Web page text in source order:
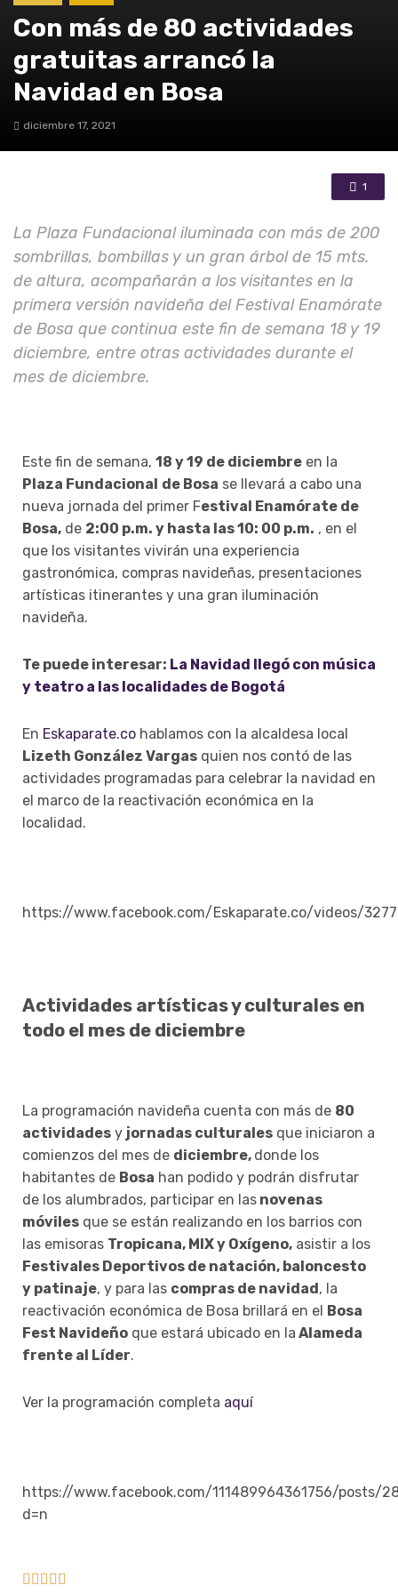
Con más de 80 actividades
gratuitas arrancó la
Navidad en Bosa
diciembre 17, 2021
1
La Plaza Fundacional iluminada con más de 200
sombrillas, bombillas y un gran árbol de 15 mts.
de altura, acompañarán a los visitantes en la
primera versión navideña del Festival Enamórate
de Bosa que continua este fin de semana 18 y 19
diciembre, entre otras actividades durante el
mes de diciembre.
Este fin de semana, 18 y 19 de diciembre en la
Plaza Fundacional de Bosa se llevará a cabo una
nueva jornada del primer Festival Enamórate de
Bosa, de 2:00 p.m. y hasta las 10: 00 p.m. , en el
que los visitantes vivirán una experiencia
gastronómica, compras navideñas, presentaciones
artísticas itinerantes y una gran iluminación
navideña.
Te puede interesar: La Navidad llegó con música
y teatro a las localidades de Bogotá
En Eskaparate.co hablamos con la alcaldesa local
Lizeth González Vargas quien nos contó de las
actividades programadas para celebrar la navidad en
el marco de la reactivación económica en la
localidad.
https://www.facebook.com/Eskaparate.co/videos/
Actividades artísticas y culturales en
todo el mes de diciembre
La programación navideña cuenta con más de 80
actividades y jornadas culturales que iniciaron a
comienzos del mes de diciembre, donde los
habitantes de Bosa han podido y podrán disfrutar
de los alumbrados, participar en las novenas
móviles que se están realizando en los barrios con
las emisoras Tropicana, MIX y Oxígeno, asistir a los
Festivales Deportivos de natación, baloncesto
y patinaje, y para las compras de navidad, la
reactivación económica de Bosa brillará en el Bosa
Fest Navideño que estará ubicado en la Alameda
frente al Líder.
Ver la programación completa aquí
https://www.facebook.com/111489964361756/posts/
d=n
    